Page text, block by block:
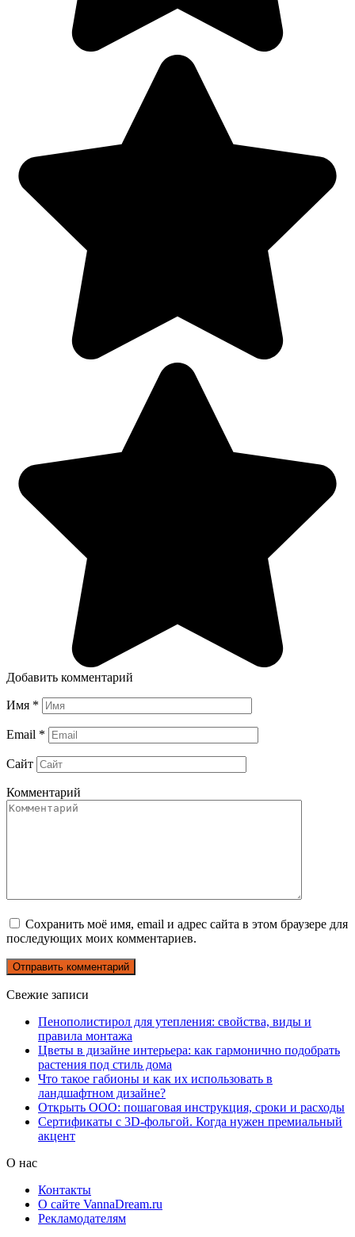
Добавить комментарий
Имя *
Email *
Сайт
Комментарий
Сохранить моё имя, email и адрес сайта в этом браузере для
последующих моих комментариев.
Свежие записи
Пенополистирол для утепления: свойства, виды и
правила монтажа
Цветы в дизайне интерьера: как гармонично подобрать
растения под стиль дома
Что такое габионы и как их использовать в
ландшафтном дизайне?
Открыть ООО: пошаговая инструкция, сроки и расходы
Сертификаты с 3D-фольгой. Когда нужен премиальный
акцент
О нас
Контакты
О сайте VannaDream.ru
Рекламодателям